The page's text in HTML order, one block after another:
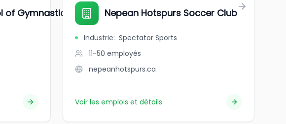
of Gymnastics Nepean Hotspurs Soccer Club
Industrie: Spectator Sports
11-50 employés
nepeanhotspurs.ca
Voir les emplois et détails